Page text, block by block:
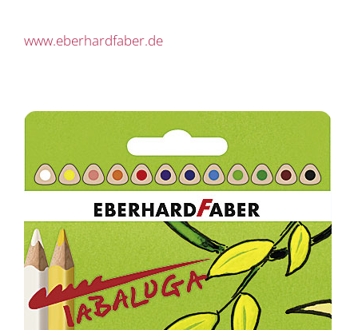
www.eberhardfaber.de